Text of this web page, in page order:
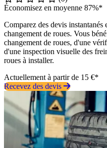
Économisez en moyenne 87%*
Comparez des devis
changement de roues. Vous
changement de roues, d'une
d'une inspection visuelle des
roues à installer.
Actuellement à partir de 15 €*
Recevez des devis